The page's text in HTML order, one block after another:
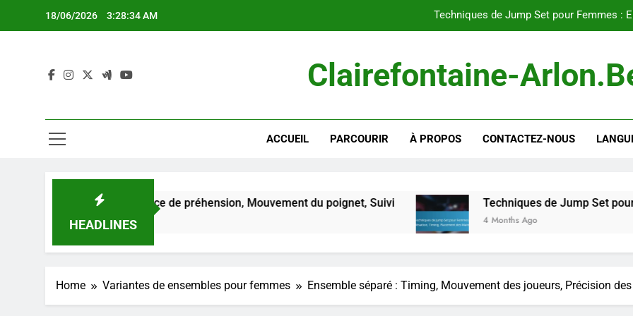
18/06/2026 3:28:35 AM Techniques de Jump Set pour Femmes :
Ensemble court :
Techniques de Jump Set pour Femmes :
Ensemble court :
Clairefontaine-
ACCUEIL PARCOURIR À PROPOS CONTACTEZ-NOUS
HEADLINES
femmes : Force de préhension, Mouvement du poignet, Suivi Techniques de Jump Set pour Femmes :
4 Months Ago
Home Variantes de ensembles pour femmes Ensemble séparé : Timing, Mouvement des joueurs, Précision